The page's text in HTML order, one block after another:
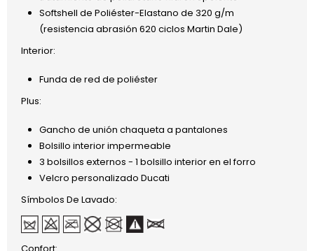
Softshell de Poliéster-Elastano de 320 g/m
(resistencia abrasión 620 ciclos Martin Dale)
Interior:
Funda de red de poliéster
Plus:
Gancho de unión chaqueta a pantalones
Bolsillo interior impermeable
3 bolsillos externos - 1 bolsillo interior en el forro
Velcro personalizado Ducati
Símbolos De Lavado: